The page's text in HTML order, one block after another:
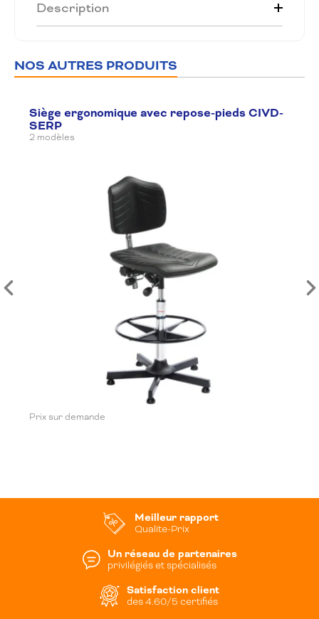
Description
NOS AUTRES PRODUITS
Siège ergonomique avec repose-pieds CIVD-
SERP
2 modèles
Prix sur demande
Meilleur rapport
Qualite-Prix
Un réseau de partenaires
privilégiés et spécialisés
Satisfaction client
des 4.60/5 certifiés